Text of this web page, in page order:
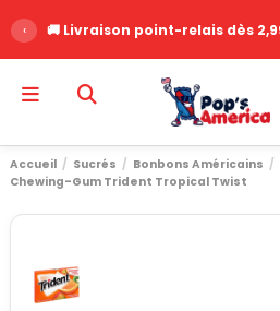
‹ 🚚 Livraison point-relais dès
Accueil Sucrés Bonbons Américains
Chewing-Gum Trident Tropical Twist